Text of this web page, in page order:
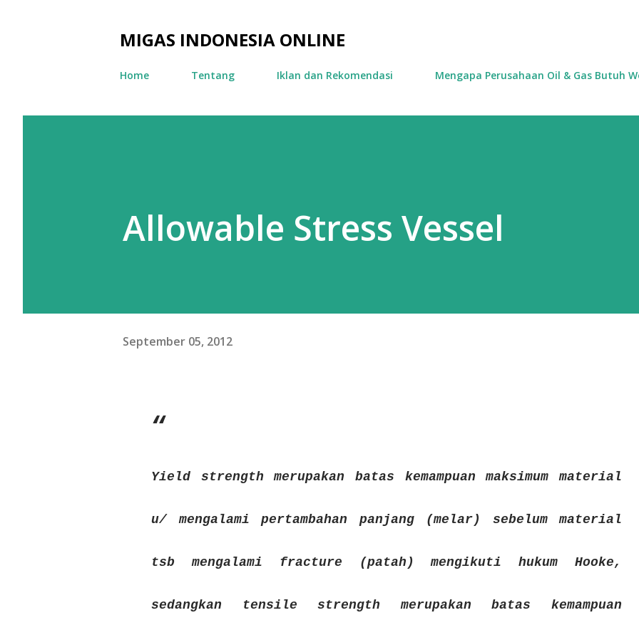
MIGAS INDONESIA ONLINE
Home Tentang Iklan dan Rekomendasi Mengapa Perusahaan Oil & Gas Butuh
Allowable Stress Vessel
September 05, 2012
Yield strength merupakan batas kemampuan maksimum material
u/ mengalami pertambahan panjang (melar) sebelum material
tsb mengalami fracture (patah) mengikuti hukum Hooke,
sedangkan tensile strength merupakan batas kemampuan